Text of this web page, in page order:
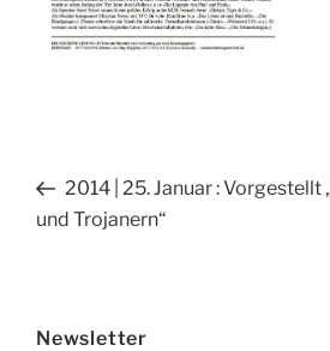
Beitragsnavigation
Vorheriger
Beitrag
2014 | 25. Januar : Vorgestellt
und Trojanern“
Newsletter